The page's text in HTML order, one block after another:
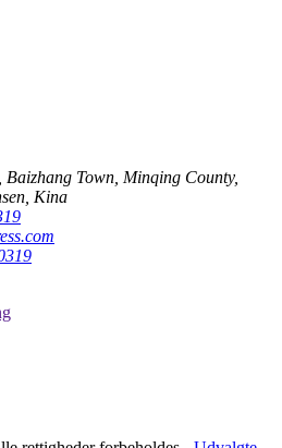
Town, Minqing County,
Kina